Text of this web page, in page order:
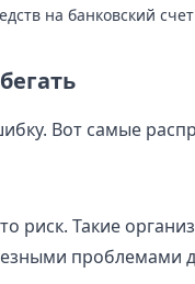
на банковский
Вот самые
риск. Такие
проблемами